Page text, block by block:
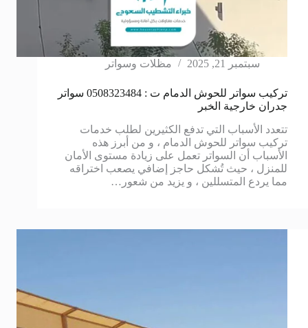
سبتمبر 21, 2025 مظلات وسواتر
تركيب سواتر للحوش الدمام ت : 0508323484 سواتر
جدران خارجية الخبر
تتعدد الأسباب التي تدفع الكثيرين لطلب خدمات
تركيب سواتر للحوش الدمام ، و من أبرز هذه
الأسباب أن السواتر تعمل على زيادة مستوى الأمان
للمنزل ، حيث تُشكل حاجز إضافي يصعب اختراقه
مما يردع المتسللين ، و يزيد من شعور…